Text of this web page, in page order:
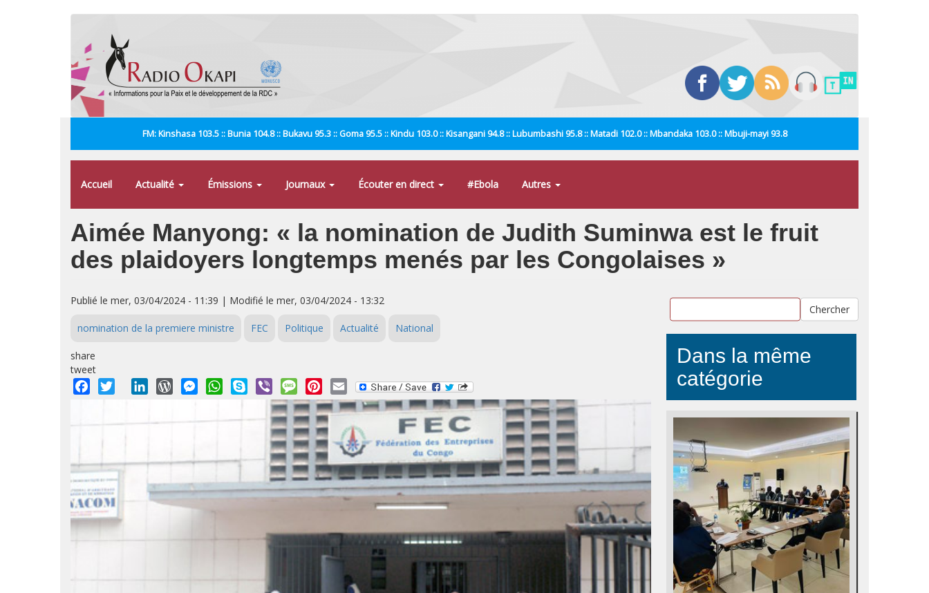
FM: Kinshasa 103.5 :: Bunia 104.8 :: Bukavu 95.3 :: Goma 95.5 :: Kindu 103.0 :: Kisangani 94.8 :: Lubumbashi 95.8 :: Matadi 102.0 :: Mbandaka 103.0 :: Mbuji-mayi 93.8
Accueil Actualité Émissions Journaux Écouter en direct #Ebola Autres
Aimée Manyong: « la nomination de Judith Suminwa est le fruit
des plaidoyers longtemps menés par les Congolaises »
Publié le mer, 03/04/2024 - 11:39 | Modifié le mer, 03/04/2024 - 13:32
nomination de la premiere ministre FEC Politique Actualité National
share
tweet
Facebook
Twitter LinkedInWordPressMessengerWhatsApp
Skype Viber MessagePinterest
Email
Chercher
Dans la même
catégorie